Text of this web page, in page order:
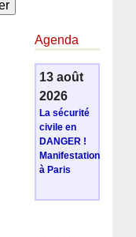
Agenda
13 août
2026
La sécurité
civile en
DANGER !
Manifestation
à Paris